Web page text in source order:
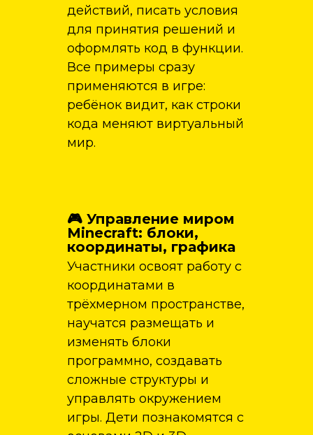
🎮 Управление миром
Minecraft: блоки,
координаты, графика
Участники освоят работу с
координатами в
трёхмерном пространстве,
научатся размещать и
изменять блоки
программно, создавать
сложные структуры и
управлять окружением
игры. Дети познакомятся с
действий, писать условия
для принятия решений и
оформлять код в функции.
Все примеры сразу
применяются в игре:
ребёнок видит, как строки
кода меняют виртуальный
мир.